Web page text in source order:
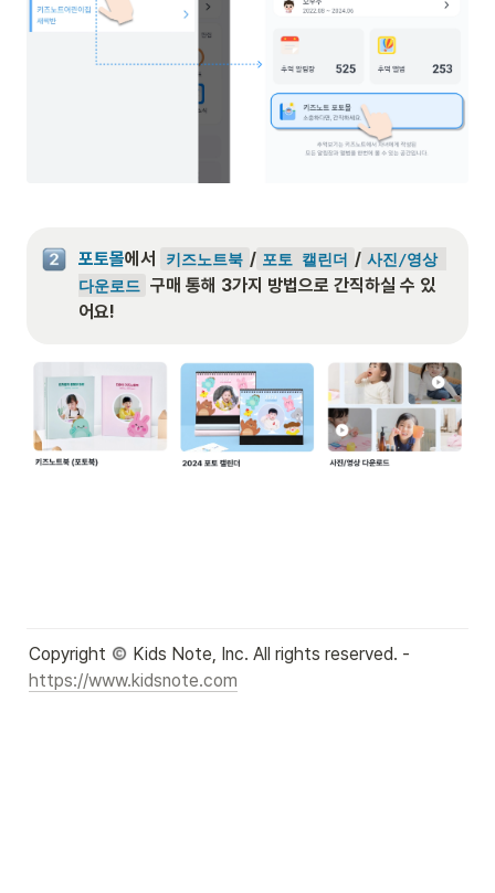
포토몰에서 키즈노트북 / 포토 캘린더 / 사진/영상
다운로드 구매 통해 3가지 방법으로 간직하실 수 있
어요!
Copyright
https://www.kidsnote.com